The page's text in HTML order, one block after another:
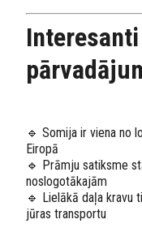
🔹 Somija ir viena no
Eiropā
🔹 Prāmju satiksme
noslogotākajām
🔹 Lielākā daļa kravu
jūras transportu